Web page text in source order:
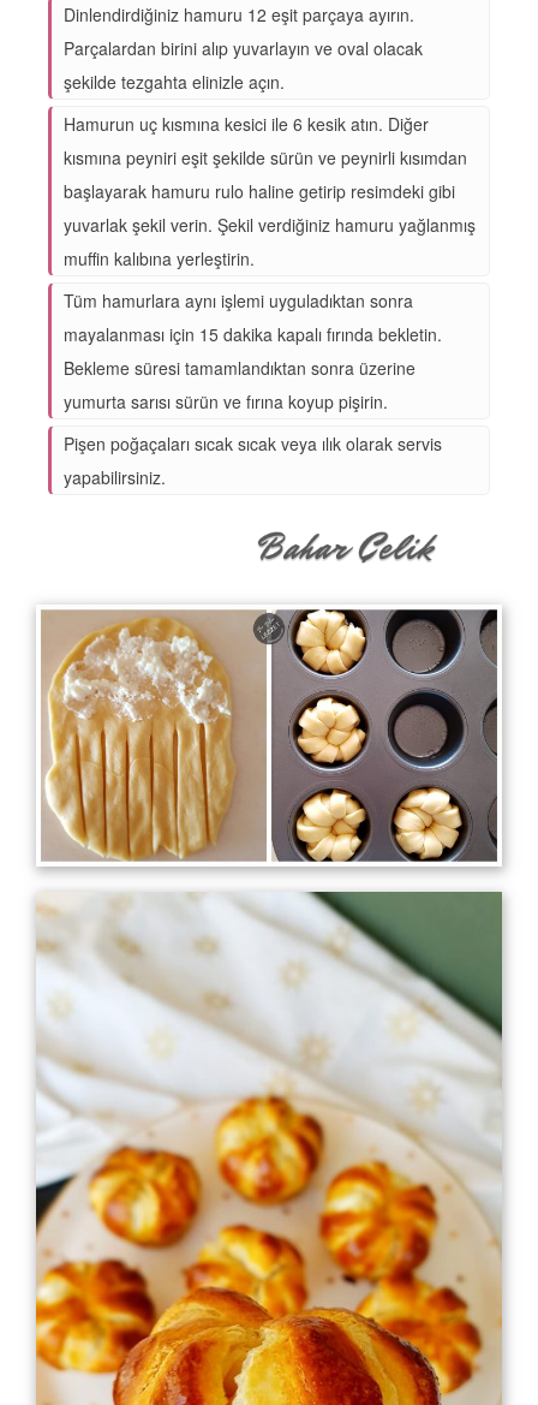
Dinlendirdiğiniz hamuru 12 eşit parçaya ayırın.
Parçalardan birini alıp yuvarlayın ve oval olacak
şekilde tezgahta elinizle açın.
Hamurun uç kısmına kesici ile 6 kesik atın. Diğer
kısmına peyniri eşit şekilde sürün ve peynirli kısımdan
başlayarak hamuru rulo haline getirip resimdeki gibi
yuvarlak şekil verin. Şekil verdiğiniz hamuru yağlanmış
muffin kalıbına yerleştirin.
Tüm hamurlara aynı işlemi uyguladıktan sonra
mayalanması için 15 dakika kapalı fırında bekletin.
Bekleme süresi tamamlandıktan sonra üzerine
yumurta sarısı sürün ve fırına koyup pişirin.
Pişen poğaçaları sıcak sıcak veya ılık olarak servis
yapabilirsiniz.